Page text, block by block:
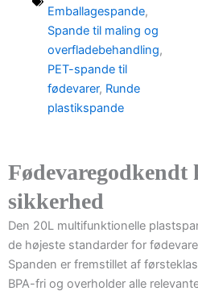
Emballagespande,
Spande til maling og
overfladebehandling,
PET-spande til
fødevarer, Runde
plastikspande
Fødevaregodkendt
sikkerhed
Den 20L multifunktionelle
de højeste standarder for
Spanden er fremstillet af
BPA-fri og overholder alle